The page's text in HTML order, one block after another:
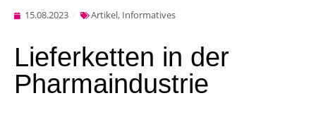
15.08.2023 Artikel, Informatives
Lieferketten in der
Pharmaindustrie